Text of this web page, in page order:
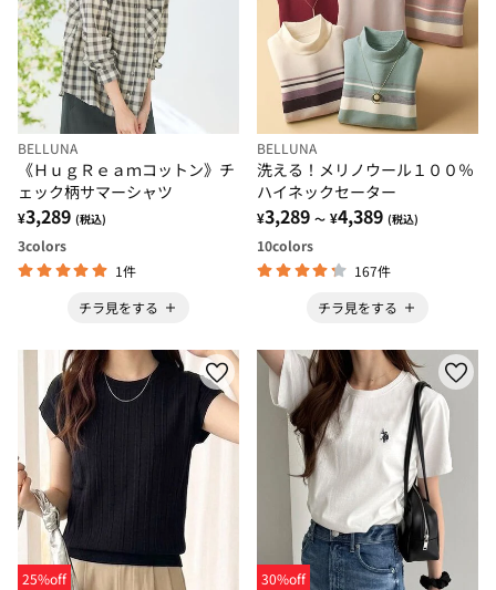
BELLUNA
《ＨｕｇＲｅａｍコットン》チ
ェック柄サマーシャツ
¥3,289 (税込)
3colors
1件
チラ見をする
BELLUNA
洗える！メリノウール１００％
ハイネックセーター
¥3,289 ～ ¥4,389 (税込)
10colors
167件
チラ見をする
25%off
30%off